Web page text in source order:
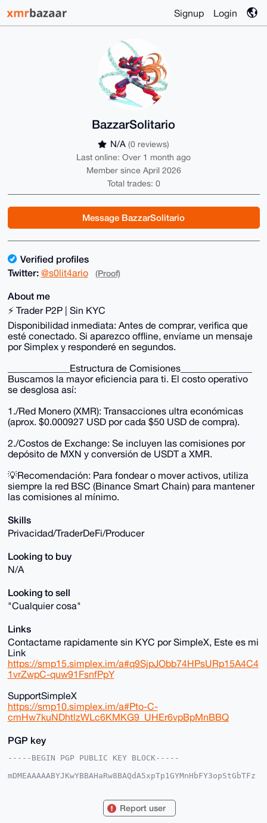
Signup Login
BazzarSolitario
N/A (0 reviews)
Last online: Over 1 month ago
Member since April 2026
Total trades: 0
Message BazzarSolitario
Verified profiles
Twitter: @s0lit4ario (Proof)
About me
⚡ Trader P2P | Sin KYC
Disponibilidad inmediata: Antes de comprar, verifica que
esté conectado. Si aparezco offline, envíame un mensaje
por Simplex y responderé en segundos.
_____________Estructura de Comisiones_______________
Buscamos la mayor eficiencia para ti. El costo operativo
se desglosa así:
1./Red Monero (XMR): Transacciones ultra económicas
(aprox. $0.000927 USD por cada $50 USD de compra).
2./Costos de Exchange: Se incluyen las comisiones por
depósito de MXN y conversión de USDT a XMR.
💡Recomendación: Para fondear o mover activos, utiliza
siempre la red BSC (Binance Smart Chain) para mantener
las comisiones al mínimo.
Skills
Privacidad/TraderDeFi/Producer
Looking to buy
N/A
Looking to sell
"Cualquier cosa"
Links
Contactame rapidamente sin KYC por SimpleX, Este es mi
Link
https://smp15.simplex.im/a#q9SjpJObb74HPsURp15A4C4
1vrZwpC-quw91FsnfPpY
SupportSimpleX
https://smp10.simplex.im/a#Pto-C-
cmHw7kuNDhtlzWLc6KMKG9_UHEr6vpBpMnBBQ
PGP key
-----BEGIN PGP PUBLIC KEY BLOCK-----
mDMEAAAAABYJKwYBBAHaRw8BAQdA5xpTp1GYMnHbFY3opStGbTFz
IQSZPQB3JCqfrye6Y5/SGxgEFsO8QwUCAAAAAAIbAwULCQgHAgMi
Report user